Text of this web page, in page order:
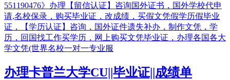
办理卡普兰大学CU||毕业证||成绩单